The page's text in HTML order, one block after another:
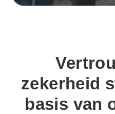
zekerheid
basis van